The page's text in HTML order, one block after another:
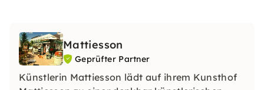
Mattiesson
Geprüfter Partner
Künstlerin Mattiesson lädt auf ihrem Kunsthof